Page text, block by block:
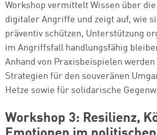
Workshop vermittelt Wissen über die
digitaler Angriffe und zeigt auf, wie
präventiv schützen, Unterstützung
im Angriffsfall handlungsfähig
Anhand von Praxisbeispielen
Strategien für den souveränen
Hetze sowie für solidarische
Workshop 3: Resilienz,